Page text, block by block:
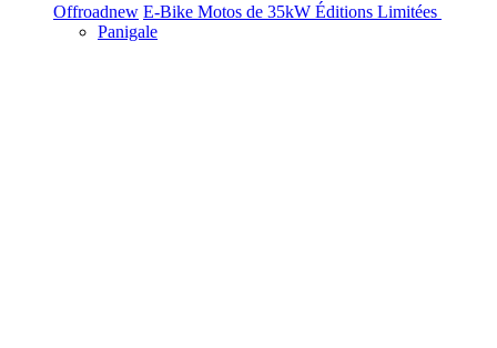
Offroadnew E-Bike Motos de 35kW Éditions Limitées
Panigale